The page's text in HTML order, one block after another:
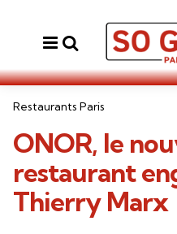
Menu
Categories
Restaurants Paris
ONOR, le
restaurant
Thierry Marx